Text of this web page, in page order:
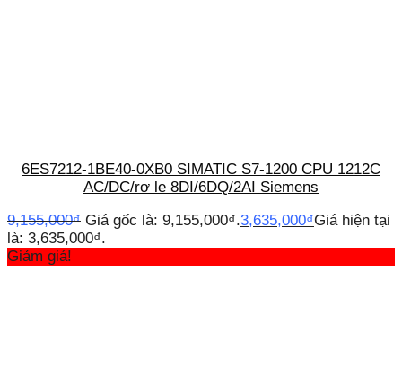
6ES7212-1BE40-0XB0 SIMATIC S7-1200 CPU 1212C
AC/DC/rơ le 8DI/6DQ/2AI Siemens
9,155,000₫ Giá gốc là: 9,155,000₫.3,635,000₫Giá hiện tại
là: 3,635,000₫.
Giảm giá!